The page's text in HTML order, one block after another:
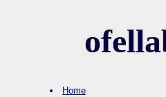
Home